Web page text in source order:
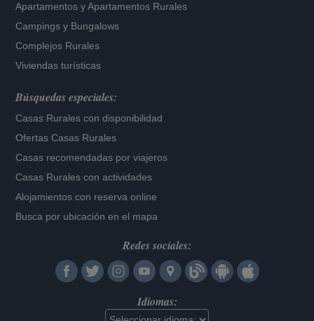
Apartamentos yApartamentos Rurales
Campings y Bungalows
Complejos Rurales
Viviendas turísticas
Búsquedas especiales:
Casas Rurales con disponibilidad
Ofertas Casas Rurales
Casas recomendadas por viajeros
Casas Rurales con actividades
Alojamientos con reserva online
Busca por ubicación en el mapa
Redes sociales:
Idiomas: